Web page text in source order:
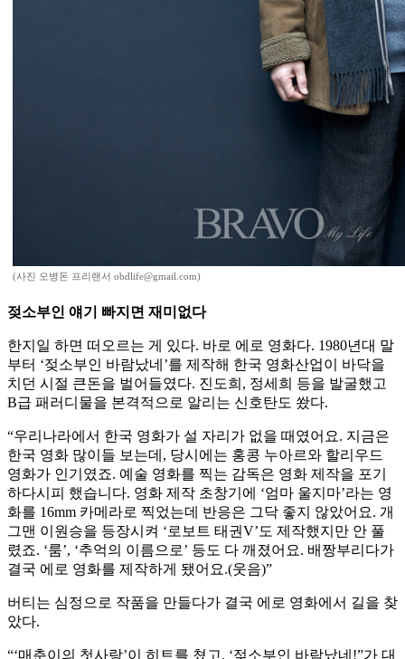
(사진 오병돈 프리랜서 obdlife@gmail.com)
젖소부인 얘기 빠지면 재미없다
한지일 하면 떠오르는 게 있다. 바로 에로 영화다. 1980년대 말
부터 ‘젖소부인 바람났네’를 제작해 한국 영화산업이 바닥을
치던 시절 큰돈을 벌어들였다. 진도희, 정세희 등을 발굴했고
B급 패러디물을 본격적으로 알리는 신호탄도 쐈다.
“우리나라에서 한국 영화가 설 자리가 없을 때였어요. 지금은
한국 영화 많이들 보는데, 당시에는 홍콩 누아르와 할리우드
영화가 인기였죠. 예술 영화를 찍는 감독은 영화 제작을 포기
하다시피 했습니다. 영화 제작 초창기에 ‘엄마 울지마’라는 영
화를 16mm 카메라로 찍었는데 반응은 그닥 좋지 않았어요. 개
그맨 이원승을 등장시켜 ‘로보트 태권V’도 제작했지만 안 풀
렸죠. ‘룸’, ‘추억의 이름으로’ 등도 다 깨졌어요. 배짱부리다가
결국 에로 영화를 제작하게 됐어요.(웃음)”
버티는 심정으로 작품을 만들다가 결국 에로 영화에서 길을 찾
았다.
“‘매춘이의 첫사랑’이 히트를 쳤고, ‘젖소부인 바람났네!”가 대